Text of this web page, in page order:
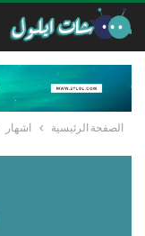
الصفحة الرئيسية اشهار